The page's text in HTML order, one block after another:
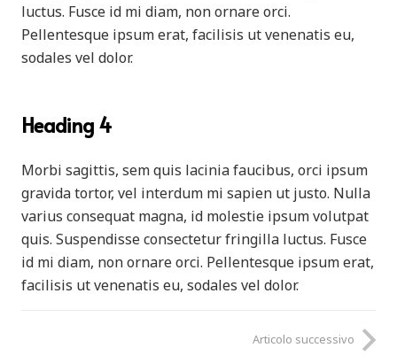
luctus. Fusce id mi diam, non ornare orci.
Pellentesque ipsum erat, facilisis ut venenatis eu,
sodales vel dolor.
Heading 4
Morbi sagittis, sem quis lacinia faucibus, orci ipsum
gravida tortor, vel interdum mi sapien ut justo. Nulla
varius consequat magna, id molestie ipsum volutpat
quis. Suspendisse consectetur fringilla luctus. Fusce
id mi diam, non ornare orci. Pellentesque ipsum erat,
facilisis ut venenatis eu, sodales vel dolor.
Articolo successivo